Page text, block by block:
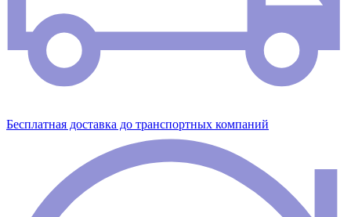
Бесплатная доставка до транспортных компаний